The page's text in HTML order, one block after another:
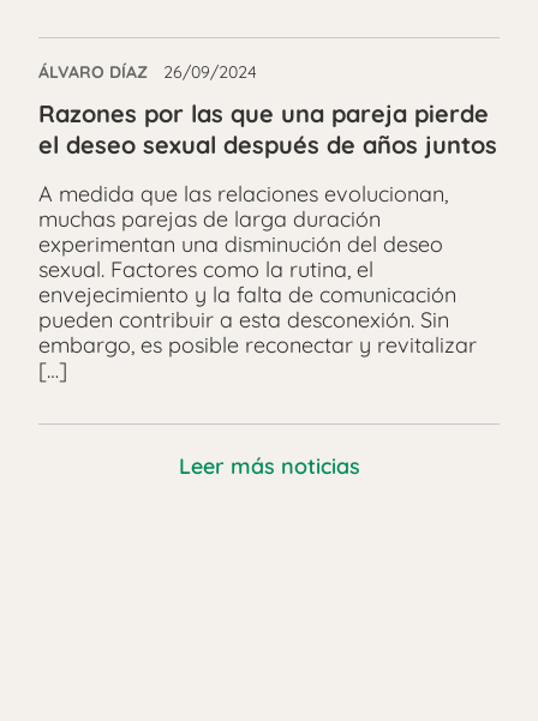
ÁLVARO DÍAZ 26/09/2024
Razones por las que una pareja pierde
el deseo sexual después de años juntos
A medida que las relaciones evolucionan,
muchas parejas de larga duración
experimentan una disminución del deseo
sexual. Factores como la rutina, el
envejecimiento y la falta de comunicación
pueden contribuir a esta desconexión. Sin
embargo, es posible reconectar y revitalizar
[…]
Leer más noticias